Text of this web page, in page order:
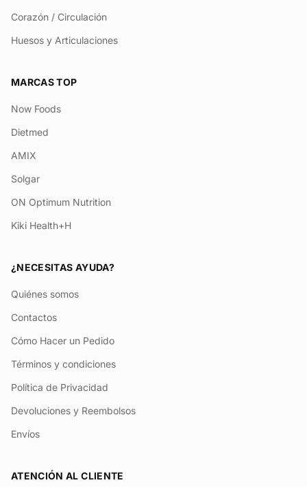
Corazón / Circulación
Huesos y Articulaciones
MARCAS TOP
Now Foods
Dietmed
AMIX
Solgar
ON Optimum Nutrition
Kiki Health+H
¿NECESITAS AYUDA?
Quiénes somos
Contactos
Cómo Hacer un Pedido
Términos y condiciones
Política de Privacidad
Devoluciones y Reembolsos
Envíos
ATENCIÓN AL CLIENTE